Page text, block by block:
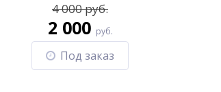
4 000 руб.
2 000 руб.
Под заказ